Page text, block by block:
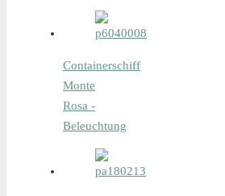
Containerschiff
Monte
Rosa -
Beleuchtung